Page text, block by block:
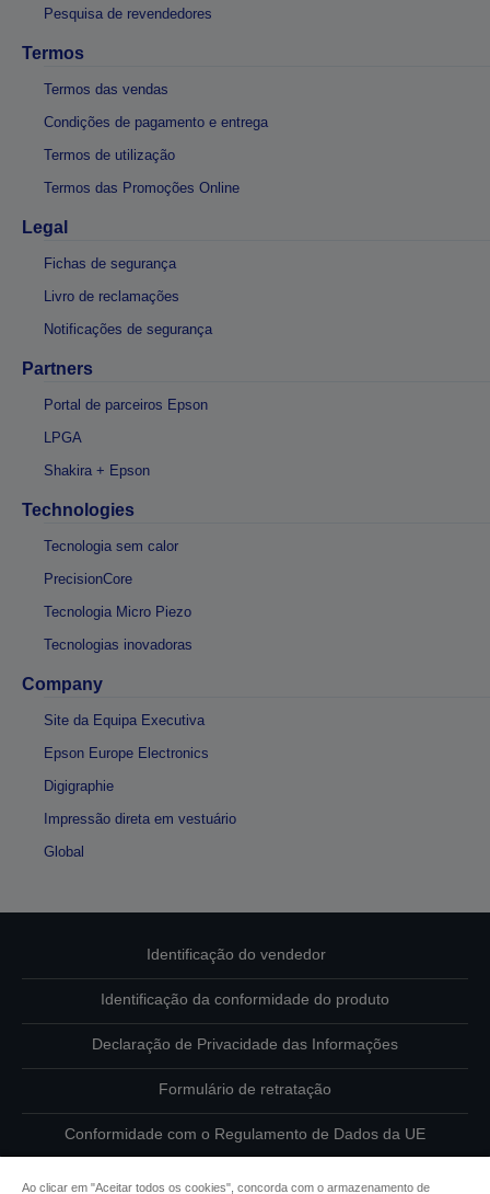
Pesquisa de revendedores
Termos
Termos das vendas
Condições de pagamento e entrega
Termos de utilização
Termos das Promoções Online
Legal
Fichas de segurança
Livro de reclamações
Notificações de segurança
Partners
Portal de parceiros Epson
LPGA
Shakira + Epson
Technologies
Tecnologia sem calor
PrecisionCore
Tecnologia Micro Piezo
Tecnologias inovadoras
Company
Site da Equipa Executiva
Epson Europe Electronics
Digigraphie
Impressão direta em vestuário
Global
Identificação do vendedor
Identificação da conformidade do produto
Declaração de Privacidade das Informações
Formulário de retratação
Conformidade com o Regulamento de Dados da UE
Ao clicar em "Aceitar todos os cookies", concorda com o armazenamento de